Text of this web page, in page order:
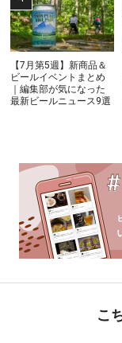
【7月第5週】新商品＆
ビールイベントまとめ
｜編集部が気になった
最新ビールニュース9選
こ